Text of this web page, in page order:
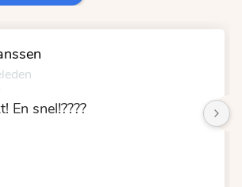
En snel!????